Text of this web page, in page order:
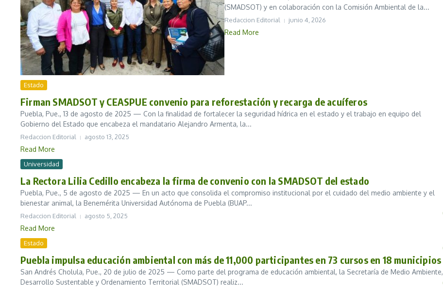
(SMADSOT) y en colaboración con la Comisión Ambiental de la...
Redaccion Editorial junio 4, 2026
Read More
Estado
Firman SMADSOT y CEASPUE convenio para reforestación y recarga de acuíferos
Puebla, Pue., 13 de agosto de 2025 — Con la finalidad de fortalecer la seguridad hídrica en el estado y el trabajo en equipo del
Gobierno del Estado que encabeza el mandatario Alejandro Armenta, la...
Redaccion Editorial agosto 13, 2025
Read More
Universidad
La Rectora Lilia Cedillo encabeza la firma de convenio con la SMADSOT del estado
Puebla, Pue., 5 de agosto de 2025 — En un acto que consolida el compromiso institucional por el cuidado del medio ambiente y el
bienestar animal, la Benemérita Universidad Autónoma de Puebla (BUAP...
Redaccion Editorial agosto 5, 2025
Read More
Estado
Puebla impulsa educación ambiental con más de 11,000 participantes en 73 cursos en 18 municipios
San Andrés Cholula, Pue., 20 de julio de 2025 — Como parte del programa de educación ambiental, la Secretaría de Medio Ambiente,
Desarrollo Sustentable y Ordenamiento Territorial (SMADSOT) realiz...